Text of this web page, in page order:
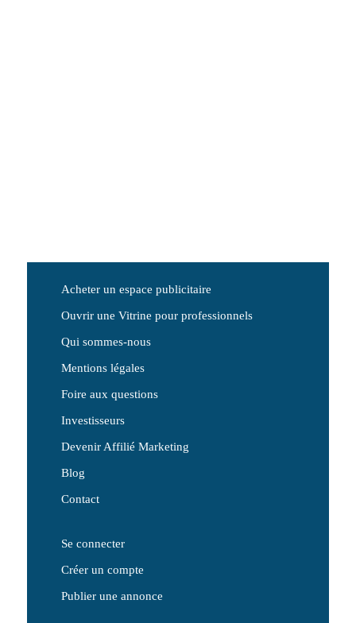
Acheter un espace publicitaire
Ouvrir une Vitrine pour professionnels
Qui sommes-nous
Mentions légales
Foire aux questions
Investisseurs
Devenir Affilié Marketing
Blog
Contact
Se connecter
Créer un compte
Publier une annonce